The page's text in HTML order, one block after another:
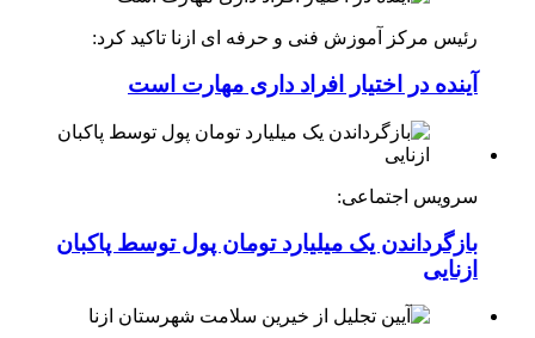
رئیس مرکز آموزش فنی و حرفه ای ازنا تاکید کرد:
آینده در اختیار افراد داری مهارت است
سرویس اجتماعی:
بازگرداندن یک میلیارد تومان پول توسط پاکبان
ازنایی